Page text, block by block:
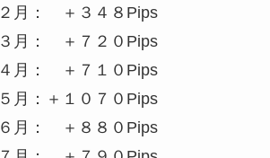
月： ＋３４８Pips
月： ＋７２０Pips
月： ＋７１０Pips
月：＋１０７０Pips
月： ＋８８０Pips